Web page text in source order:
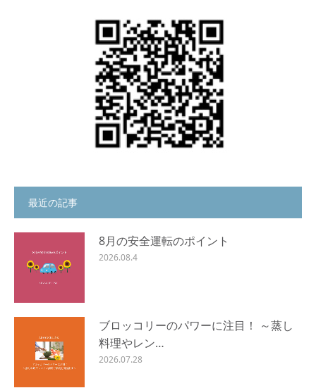
最近の記事
8月の安全運転のポイント
2026.08.4
ブロッコリーのパワーに注目！ ～蒸し
料理やレン…
2026.07.28